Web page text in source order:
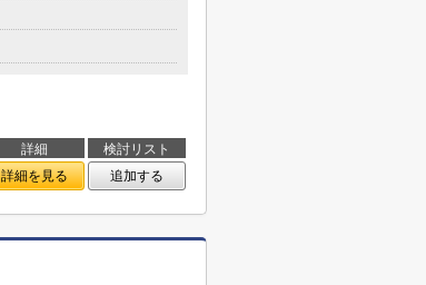
詳細
検討リスト
詳細を見る 追加する